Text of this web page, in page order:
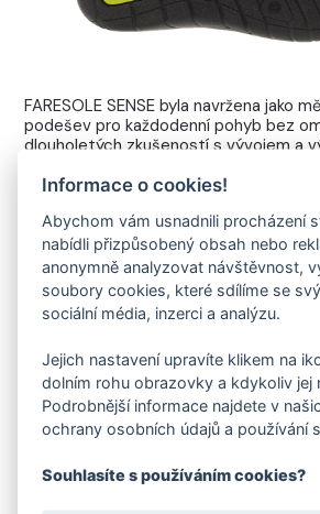
FARESOLE SENSE byla navržena jako
podešev pro každodenní pohyb bez
dlouholetých zkušeností s vývojem a
design, funkčnost a přirozený pohyb
Tenká konstrukce, nulový drop a
povrch zajišťují autentický barefoot
městě. Podešev poskytuje přirozený
lehkost a komfort při celodenním
volném čase i při běžném městském
VYVINUTO A VYROBENO VE FARE
Vlastní konstrukce navržená pro
výroba ve Valašských Kloboukách
Informace o cookies!
Abychom vám usnadnili procházení
nabídli přizpůsobený obsah nebo
anonymně analyzovat návštěvnost,
soubory cookies, které sdílíme se
sociální média, inzerci a analýzu.
Jejich nastavení upravíte klikem na
dolním rohu obrazovky a kdykoliv jej
Podrobnější informace najdete v
ochrany osobních údajů a používání
Souhlasíte s používáním cookies?